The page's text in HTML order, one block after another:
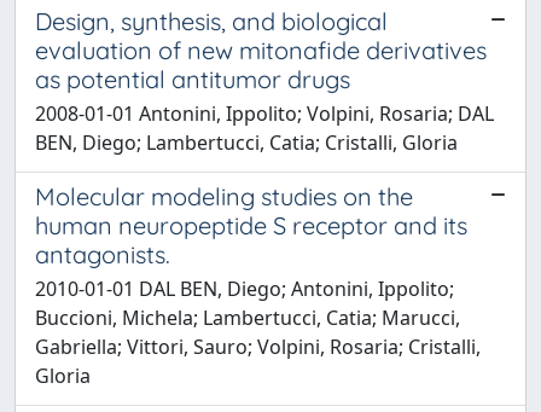
Design, synthesis, and biological
evaluation of new mitonafide derivatives
as potential antitumor drugs
2008-01-01 Antonini, Ippolito; Volpini, Rosaria; DAL
BEN, Diego; Lambertucci, Catia; Cristalli, Gloria
Molecular modeling studies on the
human neuropeptide S receptor and its
antagonists.
2010-01-01 DAL BEN, Diego; Antonini, Ippolito;
Buccioni, Michela; Lambertucci, Catia; Marucci,
Gabriella; Vittori, Sauro; Volpini, Rosaria; Cristalli,
Gloria